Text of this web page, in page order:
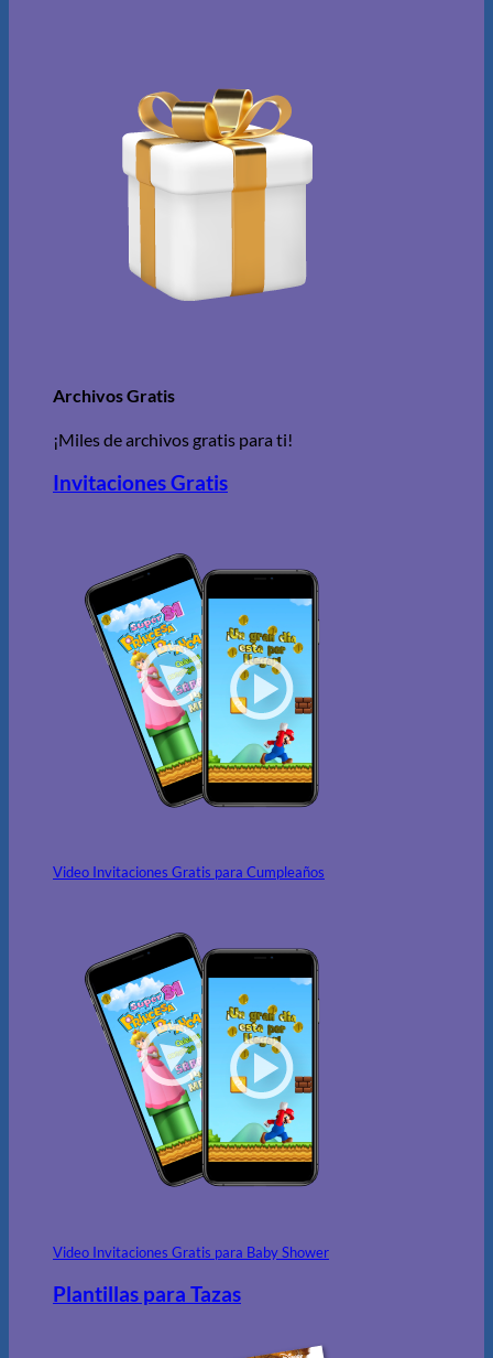
Archivos Gratis
¡Miles de archivos gratis para ti!
Invitaciones Gratis
Video Invitaciones Gratis para Cumpleaños
Video Invitaciones Gratis para Baby Shower
Plantillas para Tazas